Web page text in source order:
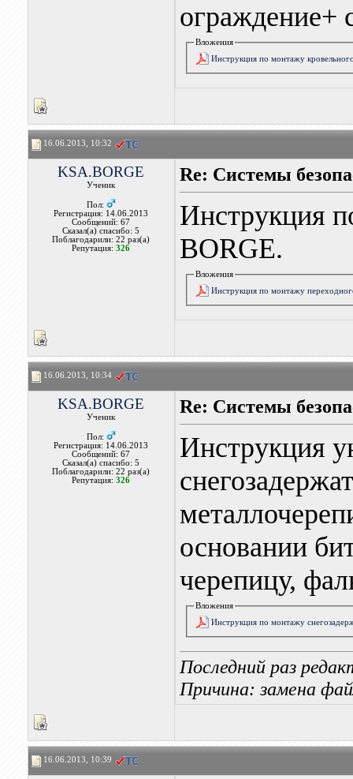
ограждение+
Вложения
Инструкция по монтажу
16.06.2013, 10:32
KSA.BORGE
Ученик
Пол:
Регистрация: 14.06.2013
Сообщений: 67
Сказал(а) спасибо: 5
Поблагодарили: 22 раз(а)
Репутация:326
Re: Системы
Инструкция
BORGE.
Вложения
Инструкция по монтажу
16.06.2013, 10:34
KSA.BORGE
Ученик
Пол:
Регистрация: 14.06.2013
Сообщений: 67
Сказал(а) спасибо: 5
Поблагодарили: 22 раз(а)
Репутация:326
Re: Системы
Инструкция
основании
черепицу,
Вложения
Инструкция по монтажу
Последний раз
Причина: замена
16.06.2013, 10:39